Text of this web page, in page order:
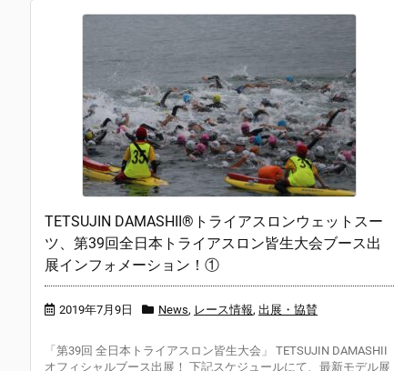
TETSUJIN DAMASHII®トライアスロンウェットスー
ツ、第39回全日本トライアスロン皆生大会ブース出
展インフォメーション！①
2019年7月9日 News, レース情報, 出展・協賛
「第39回 全日本トライアスロン皆生大会」 TETSUJIN DAMASHII
オフィシャルブース出展！ 下記スケジュールにて、最新モデル展